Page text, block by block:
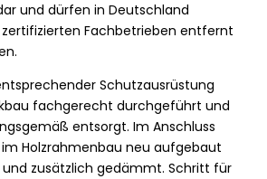
und dürfen in Deutschland
Fachbetrieben entfernt
Schutzausrüstung
fachgerecht durchgeführt und
entsorgt. Im Anschluss
im Holzrahmenbau neu aufgebaut
zusätzlich gedämmt. Schritt für